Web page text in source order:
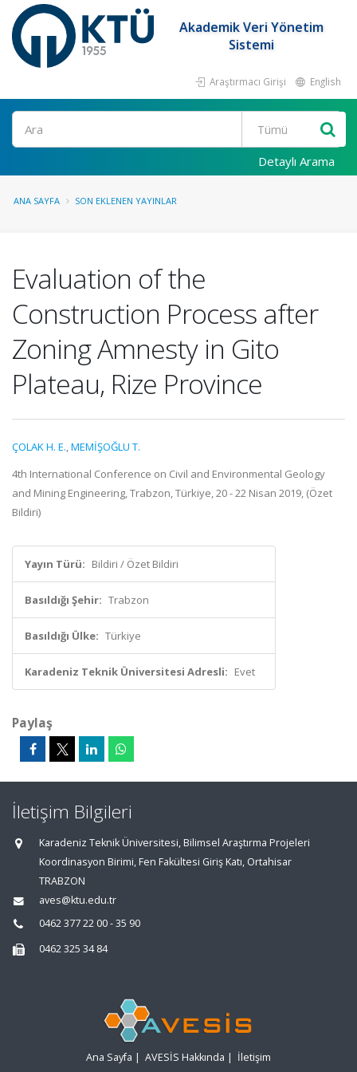
Akademik Veri Yönetim
Sistemi
Araştırmacı Girişi English
Ara
Detaylı Arama
ANA SAYFA SON EKLENEN YAYINLAR
Evaluation of the
Construction Process after
Zoning Amnesty in Gito
Plateau, Rize Province
ÇOLAK H. E.,MEMİŞOĞLU T.
4th International Conference on Civil and Environmental Geology
and Mining Engineering, Trabzon, Türkiye, 20 - 22 Nisan 2019, (Özet
Bildiri)
Yayın Türü: Bildiri / Özet Bildiri
Basıldığı Şehir: Trabzon
Basıldığı Ülke: Türkiye
Karadeniz Teknik Üniversitesi Adresli: Evet
Paylaş
İletişim Bilgileri
Karadeniz Teknik Üniversitesi, Bilimsel Araştırma Projeleri
Koordinasyon Birimi, Fen Fakültesi Giriş Katı, Ortahisar
TRABZON
aves@ktu.edu.tr
0462 377 22 00 - 35 90
0462 325 34 84
Ana Sayfa | AVESİS Hakkında | İletişim